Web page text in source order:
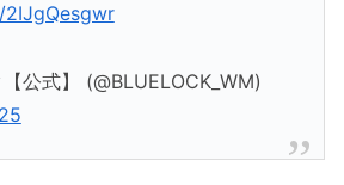
公式】 (@BLUELOCK_WM)